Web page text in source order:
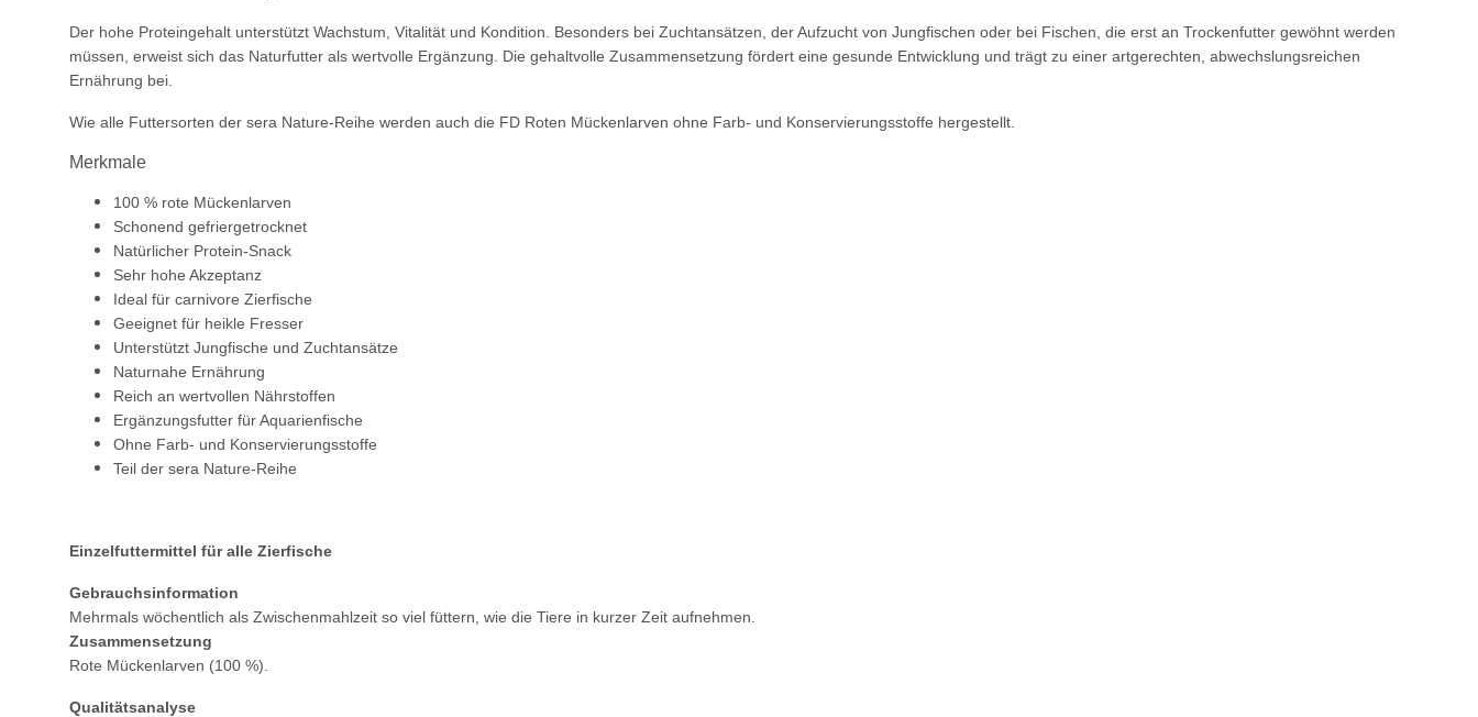
Der hohe Proteingehalt unterstützt Wachstum, Vitalität und Kondition. Besonders bei Zuchtansätzen, der Aufzucht von Jungfischen oder bei Fischen, die erst an Trockenfutter gewöhnt werden
müssen, erweist sich das Naturfutter als wertvolle Ergänzung. Die gehaltvolle Zusammensetzung fördert eine gesunde Entwicklung und trägt zu einer artgerechten, abwechslungsreichen
Ernährung bei.
Wie alle Futtersorten der sera Nature-Reihe werden auch die FD Roten Mückenlarven ohne Farb- und Konservierungsstoffe hergestellt.
Merkmale
100 % rote Mückenlarven
Schonend gefriergetrocknet
Natürlicher Protein-Snack
Sehr hohe Akzeptanz
Ideal für carnivore Zierfische
Geeignet für heikle Fresser
Unterstützt Jungfische und Zuchtansätze
Naturnahe Ernährung
Reich an wertvollen Nährstoffen
Ergänzungsfutter für Aquarienfische
Ohne Farb- und Konservierungsstoffe
Teil der sera Nature-Reihe
Einzelfuttermittel für alle Zierfische
Gebrauchsinformation
Mehrmals wöchentlich als Zwischenmahlzeit so viel füttern, wie die Tiere in kurzer Zeit aufnehmen.
Zusammensetzung
Rote Mückenlarven (100 %).
Qualitätsanalyse